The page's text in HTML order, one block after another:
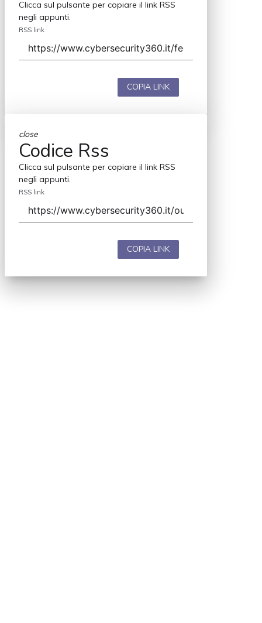
Clicca sul pulsante per copiare il link RSS
negli appunti.
RSS link
COPIA LINK
close
Codice Rss
Clicca sul pulsante per copiare il link RSS
negli appunti.
RSS link
COPIA LINK